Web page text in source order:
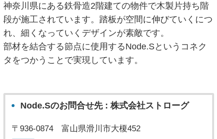
神奈川県にある鉄骨造2階建ての物件で木製片持ち階
段が施工されています。踏板が空間に伸びていくにつ
れ、細くなっていくデザインが素敵です。
部材を結合する節点に使用するNode.Sというコネク
タをつかうことで実現しています。
Node.Sのお問合せ先 : 株式会社ストローグ
〒936-0874 富山県滑川市大榎452